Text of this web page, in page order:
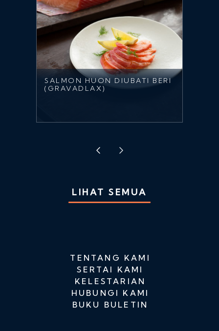
SALMON HUON DIUBATI BERI
(GRAVADLAX)
LIHAT SEMUA
TENTANG KAMI
SERTAI KAMI
KELESTARIAN
HUBUNGI KAMI
BUKU BULETIN